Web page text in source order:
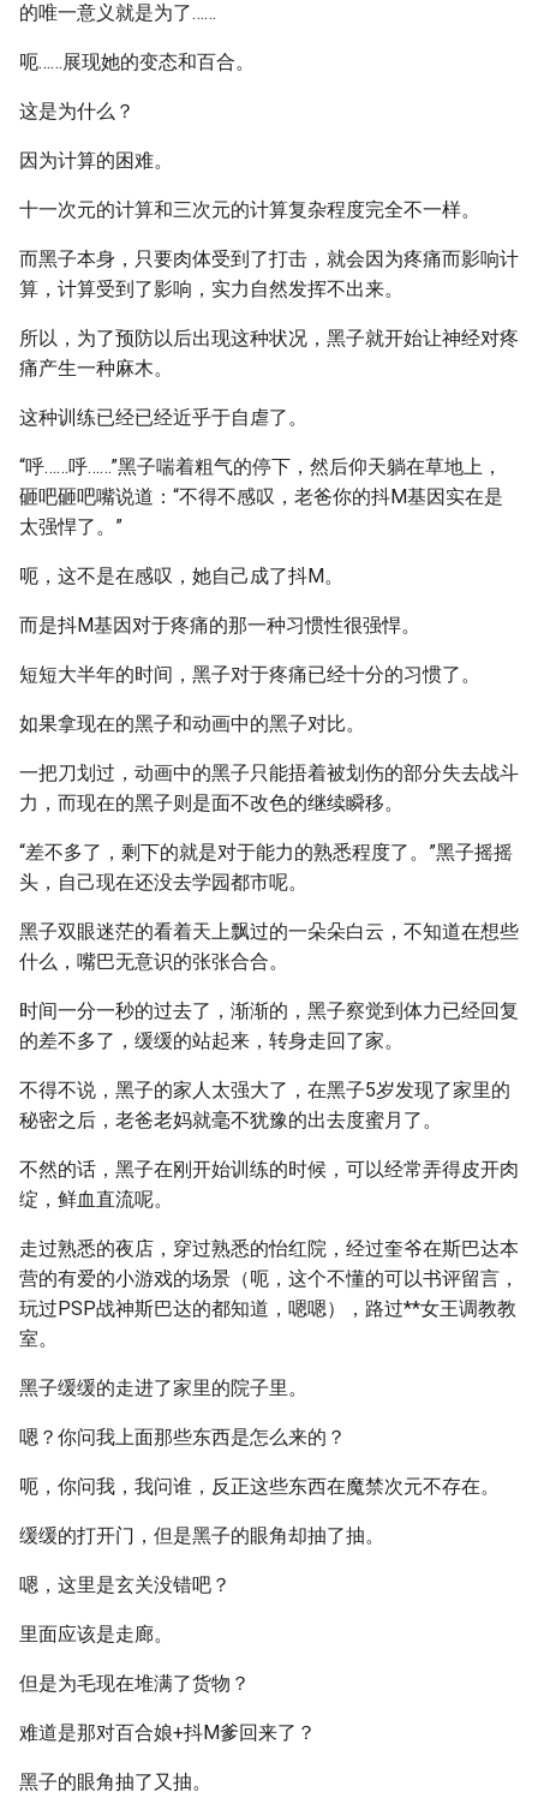
的唯一意义就是为了……
呃……展现她的变态和百合。
这是为什么？
因为计算的困难。
十一次元的计算和三次元的计算复杂程度完全不一样。
而黑子本身，只要肉体受到了打击，就会因为疼痛而影响计
算，计算受到了影响，实力自然发挥不出来。
所以，为了预防以后出现这种状况，黑子就开始让神经对疼
痛产生一种麻木。
这种训练已经已经近乎于自虐了。
“呼……呼……”黑子喘着粗气的停下，然后仰天躺在草地上，
砸吧砸吧嘴说道：“不得不感叹，老爸你的抖M基因实在是
太强悍了。”
呃，这不是在感叹，她自己成了抖M。
而是抖M基因对于疼痛的那一种习惯性很强悍。
短短大半年的时间，黑子对于疼痛已经十分的习惯了。
如果拿现在的黑子和动画中的黑子对比。
一把刀划过，动画中的黑子只能捂着被划伤的部分失去战斗
力，而现在的黑子则是面不改色的继续瞬移。
“差不多了，剩下的就是对于能力的熟悉程度了。”黑子摇摇
头，自己现在还没去学园都市呢。
黑子双眼迷茫的看着天上飘过的一朵朵白云，不知道在想些
什么，嘴巴无意识的张张合合。
时间一分一秒的过去了，渐渐的，黑子察觉到体力已经回复
的差不多了，缓缓的站起来，转身走回了家。
不得不说，黑子的家人太强大了，在黑子5岁发现了家里的
秘密之后，老爸老妈就毫不犹豫的出去度蜜月了。
不然的话，黑子在刚开始训练的时候，可以经常弄得皮开肉
绽，鲜血直流呢。
走过熟悉的夜店，穿过熟悉的怡红院，经过奎爷在斯巴达本
营的有爱的小游戏的场景（呃，这个不懂的可以书评留言，
玩过PSP战神斯巴达的都知道，嗯嗯），路过**女王调教教
室。
黑子缓缓的走进了家里的院子里。
嗯？你问我上面那些东西是怎么来的？
呃，你问我，我问谁，反正这些东西在魔禁次元不存在。
缓缓的打开门，但是黑子的眼角却抽了抽。
嗯，这里是玄关没错吧？
里面应该是走廊。
但是为毛现在堆满了货物？
难道是那对百合娘+抖M爹回来了？
黑子的眼角抽了又抽。